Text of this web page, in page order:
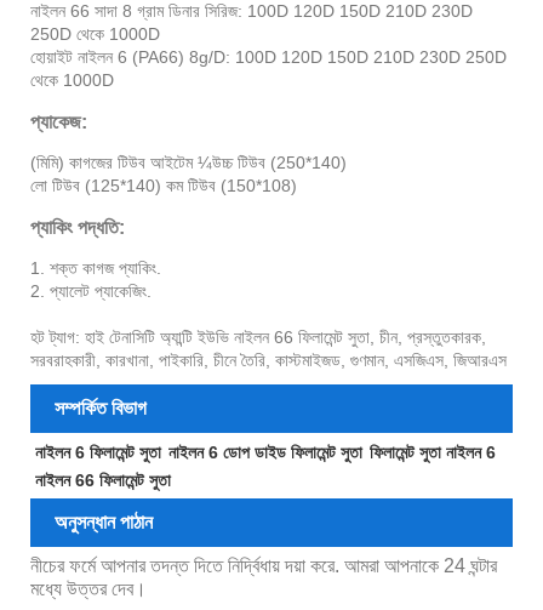
নাইলন 66 সাদা 8 গ্রাম ডিনার সিরিজ: 100D 120D 150D 210D 230D
250D থেকে 1000D
হোয়াইট নাইলন 6 (PA66) 8g/D: 100D 120D 150D 210D 230D 250D
থেকে 1000D
প্যাকেজ:
(মিমি) কাগজের টিউব আইটেম ¼উচ্চ টিউব (250*140)
লো টিউব (125*140) কম টিউব (150*108)
প্যাকিং পদ্ধতি:
1. শক্ত কাগজ প্যাকিং.
2. প্যালেট প্যাকেজিং.
হট ট্যাগ: হাই টেনাসিটি অ্যান্টি ইউভি নাইলন 66 ফিলামেন্ট সুতা, চীন, প্রস্তুতকারক,
সরবরাহকারী, কারখানা, পাইকারি, চীনে তৈরি, কাস্টমাইজড, গুণমান, এসজিএস, জিআরএস
সম্পর্কিত বিভাগ
নাইলন 6 ফিলামেন্ট সুতা নাইলন 6 ডোপ ডাইড ফিলামেন্ট সুতা ফিলামেন্ট সুতা নাইলন 6
নাইলন 66 ফিলামেন্ট সুতা
অনুসন্ধান পাঠান
নীচের ফর্মে আপনার তদন্ত দিতে নির্দ্বিধায় দয়া করে. আমরা আপনাকে 24 ঘন্টার
মধ্যে উত্তর দেব।